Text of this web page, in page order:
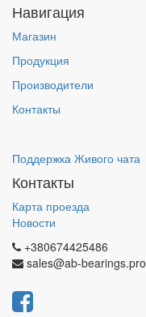
Навигация
Магазин
Продукция
Производители
Контакты
Поддержка Живого чата
Контакты
Карта проезда
Новости
+380674425486
sales@ab-bearings.pro